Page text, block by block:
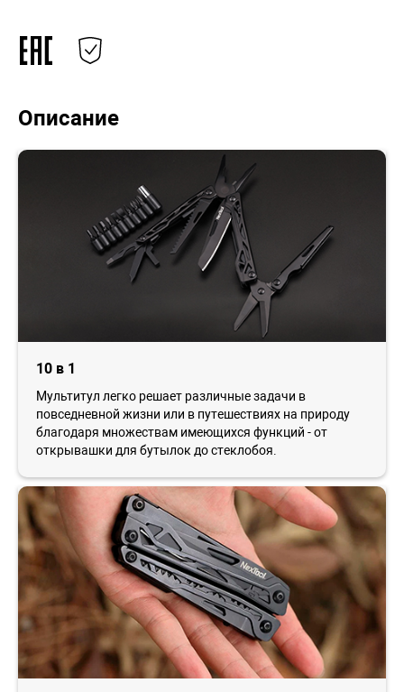
Описание
10 в 1
Мультитул легко решает различные задачи в
повседневной жизни или в путешествиях на природу
благодаря множествам имеющихся функций - от
открывашки для бутылок до стеклобоя.